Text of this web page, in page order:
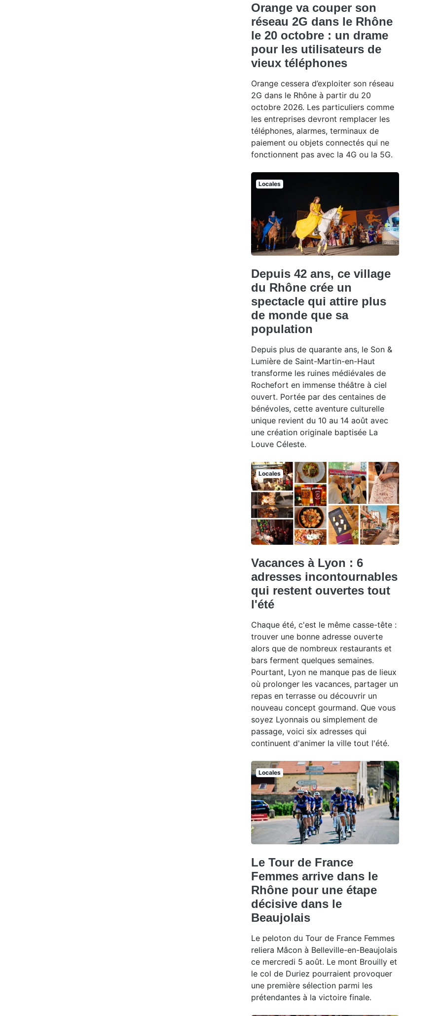
Orange va couper son
réseau 2G dans le Rhône
le 20 octobre : un drame
pour les utilisateurs de
vieux téléphones
Orange cessera d’exploiter son réseau
2G dans le Rhône à partir du 20
octobre 2026. Les particuliers comme
les entreprises devront remplacer les
téléphones, alarmes, terminaux de
paiement ou objets connectés qui ne
fonctionnent pas avec la 4G ou la 5G.
Locales
Depuis 42 ans, ce village
du Rhône crée un
spectacle qui attire plus
de monde que sa
population
Depuis plus de quarante ans, le Son &
Lumière de Saint-Martin-en-Haut
transforme les ruines médiévales de
Rochefort en immense théâtre à ciel
ouvert. Portée par des centaines de
bénévoles, cette aventure culturelle
unique revient du 10 au 14 août avec
une création originale baptisée La
Louve Céleste.
Locales
Vacances à Lyon : 6
adresses incontournables
qui restent ouvertes tout
l'été
Chaque été, c'est le même casse-tête :
trouver une bonne adresse ouverte
alors que de nombreux restaurants et
bars ferment quelques semaines.
Pourtant, Lyon ne manque pas de lieux
où prolonger les vacances, partager un
repas en terrasse ou découvrir un
nouveau concept gourmand. Que vous
soyez Lyonnais ou simplement de
passage, voici six adresses qui
continuent d'animer la ville tout l'été.
Locales
Le Tour de France
Femmes arrive dans le
Rhône pour une étape
décisive dans le
Beaujolais
Le peloton du Tour de France Femmes
reliera Mâcon à Belleville-en-Beaujolais
ce mercredi 5 août. Le mont Brouilly et
le col de Duriez pourraient provoquer
une première sélection parmi les
prétendantes à la victoire finale.